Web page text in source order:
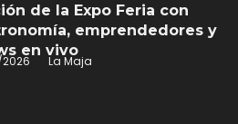
de la Expo Feria con
emprendedores y
en vivo
La Maja